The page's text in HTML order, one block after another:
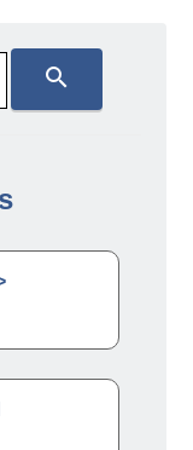
search